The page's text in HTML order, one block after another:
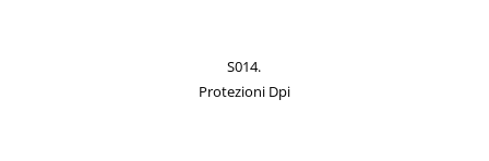
S014.
Protezioni Dpi